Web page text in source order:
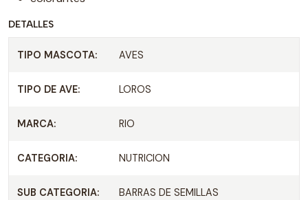
DETALLES
TIPO MASCOTA: AVES
TIPO DE AVE: LOROS
MARCA: RIO
CATEGORIA: NUTRICION
SUB CATEGORIA: BARRAS DE SEMILLAS